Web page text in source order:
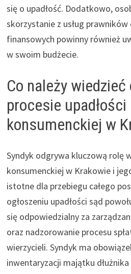
się o upadłość. Dodatkowo,
skorzystanie z usług
finansowych powinny również
w swoim budżecie.
Co należy
procesie upadłości
konsumenckiej w
Syndyk odgrywa kluczową rolę
konsumenckiej w Krakowie i
istotne dla przebiegu całego
ogłoszeniu upadłości sąd
się odpowiedzialny za
oraz nadzorowanie procesu
wierzycieli. Syndyk ma
inwentaryzacji majątku